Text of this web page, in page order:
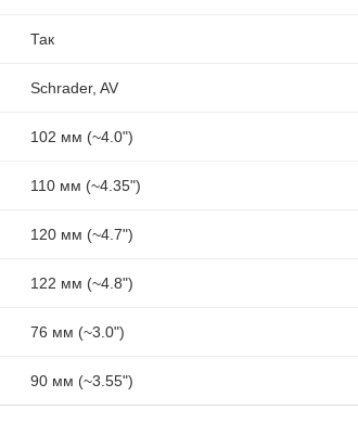
Так
Schrader, AV
102 мм (~4.0")
110 мм (~4.35")
120 мм (~4.7")
122 мм (~4.8")
76 мм (~3.0")
90 мм (~3.55")